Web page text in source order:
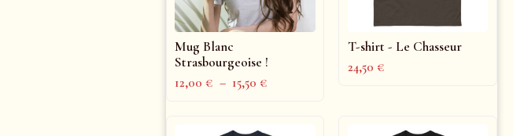
Mug Blanc
Strasbourgeoise !
12,00€ – 15,50€
T-shirt - Le Chasseur
24,50€